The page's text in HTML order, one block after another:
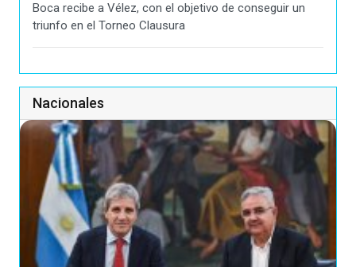
Boca recibe a Vélez, con el objetivo de conseguir un
triunfo en el Torneo Clausura
Nacionales